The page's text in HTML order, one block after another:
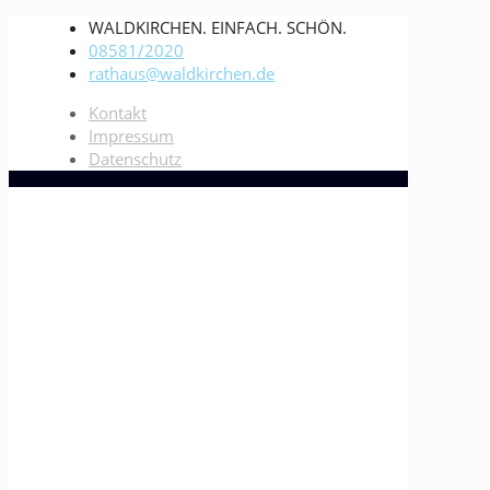
WALDKIRCHEN. EINFACH. SCHÖN.
08581/2020
rathaus@waldkirchen.de
Kontakt
Impressum
Datenschutz